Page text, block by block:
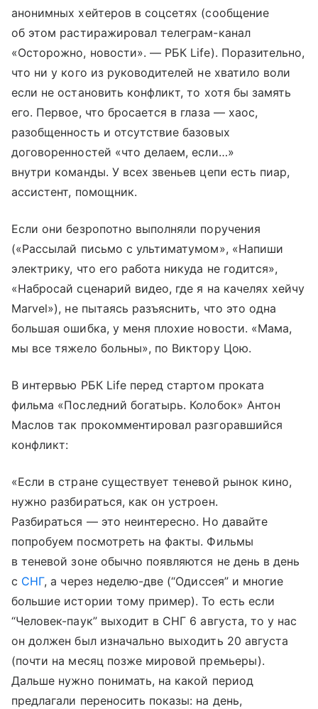
анонимных хейтеров в соцсетях (сообщение
об этом растиражировал телеграм-канал
«Осторожно, новости». — РБК Life). Поразительно,
что ни у кого из руководителей не хватило воли
если не остановить конфликт, то хотя бы замять
его. Первое, что бросается в глаза — хаос,
разобщенность и отсутствие базовых
договоренностей «что делаем, если…»
внутри команды. У всех звеньев цепи есть пиар,
ассистент, помощник.
Если они безропотно выполняли поручения
(«Рассылай письмо с ультиматумом», «Напиши
электрику, что его работа никуда не годится»,
«Набросай сценарий видео, где я на качелях хейчу
Marvel»), не пытаясь разъяснить, что это одна
большая ошибка, у меня плохие новости. «Мама,
мы все тяжело больны», по Виктору Цою.
В интервью РБК Life перед стартом проката
фильма «Последний богатырь. Колобок» Антон
Маслов так прокомментировал разгоравшийся
конфликт:
«Если в стране существует теневой рынок кино,
нужно разбираться, как он устроен.
Разбираться — это неинтересно. Но давайте
попробуем посмотреть на факты. Фильмы
в теневой зоне обычно появляются не день в день
с СНГ, а через неделю-две (“Одиссея” и многие
большие истории тому пример). То есть если
“Человек-паук” выходит в СНГ 6 августа, то у нас
он должен был изначально выходить 20 августа
(почти на месяц позже мировой премьеры).
Дальше нужно понимать, на какой период
предлагали переносить показы: на день,